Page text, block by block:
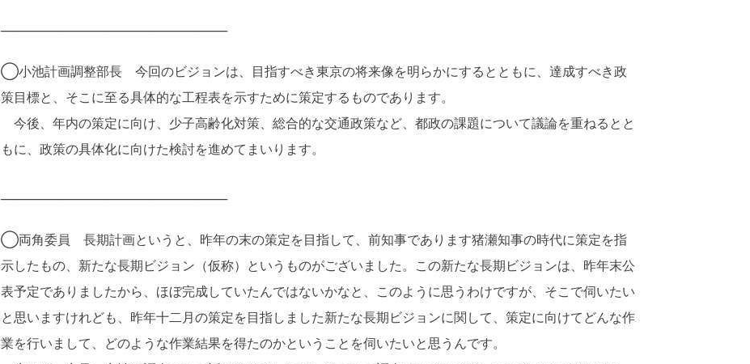
◯小池計画調整部長 今回のビジョンは、目指すべき東京の将来像を明らかにするとともに、達成すべき政
策目標と、そこに至る具体的な工程表を示すために策定するものであります。
今後、年内の策定に向け、少子高齢化対策、総合的な交通政策など、都政の課題について議論を重ねるとと
もに、政策の具体化に向けた検討を進めてまいります。
◯両角委員 長期計画というと、昨年の末の策定を目指して、前知事であります猪瀬知事の時代に策定を指
示したもの、新たな長期ビジョン（仮称）というものがございました。この新たな長期ビジョンは、昨年末公
表予定でありましたから、ほぼ完成していたんではないかなと、このように思うわけですが、そこで伺いたい
と思いますけれども、昨年十二月の策定を目指しました新たな長期ビジョンに関して、策定に向けてどんな作
業を行いまして、どのような作業結果を得たのかということを伺いたいと思うんです。